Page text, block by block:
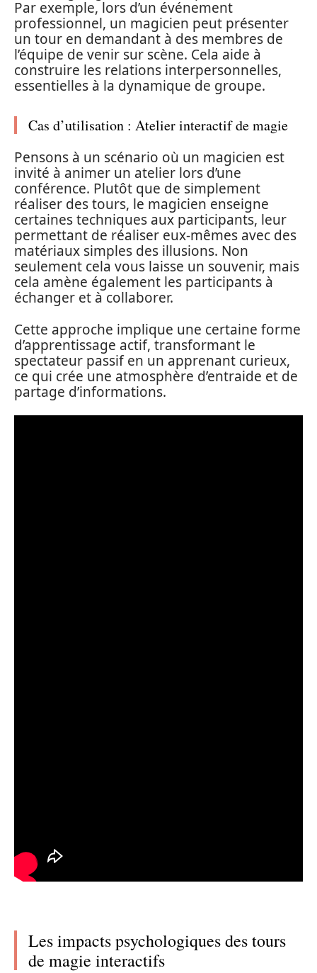
Par exemple, lors d’un événement
professionnel, un magicien peut présenter
un tour en demandant à des membres de
l’équipe de venir sur scène. Cela aide à
construire les relations interpersonnelles,
essentielles à la dynamique de groupe.
Cas d’utilisation : Atelier interactif de magie
Pensons à un scénario où un magicien est
invité à animer un atelier lors d’une
conférence. Plutôt que de simplement
réaliser des tours, le magicien enseigne
certaines techniques aux participants, leur
permettant de réaliser eux-mêmes avec des
matériaux simples des illusions. Non
seulement cela vous laisse un souvenir, mais
cela amène également les participants à
échanger et à collaborer.
Cette approche implique une certaine forme
d’apprentissage actif, transformant le
spectateur passif en un apprenant curieux,
ce qui crée une atmosphère d’entraide et de
partage d’informations.
Les impacts psychologiques des tours
de magie interactifs